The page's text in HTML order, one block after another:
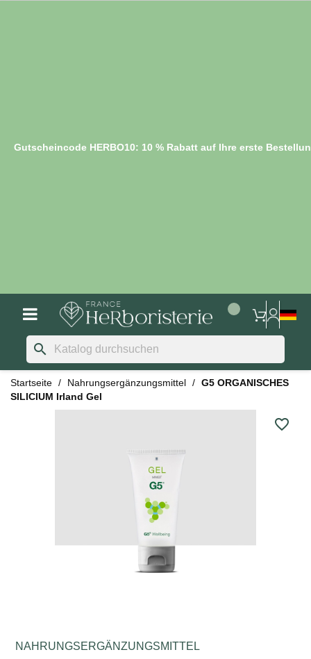
Gutscheincode HERBO10: 10 % Rabatt auf Ihre erste
search
Startseite Nahrungsergänzungsmittel
G5 ORGANISCHES
SILICIUM Irland Gel
favorite_border
NAHRUNGSERGÄNZUNGSMITTEL